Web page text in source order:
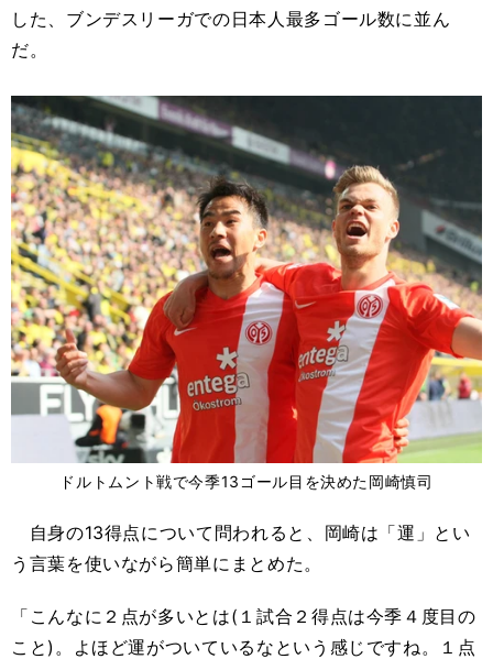
した、ブンデスリーガでの日本人最多ゴール数に並ん
だ。
ドルトムント戦で今季13ゴール目を決めた岡崎慎司
自身の13得点について問われると、岡崎は「運」とい
う言葉を使いながら簡単にまとめた。
「こんなに２点が多いとは(１試合２得点は今季４度目の
こと)。よほど運がついているなという感じですね。１点